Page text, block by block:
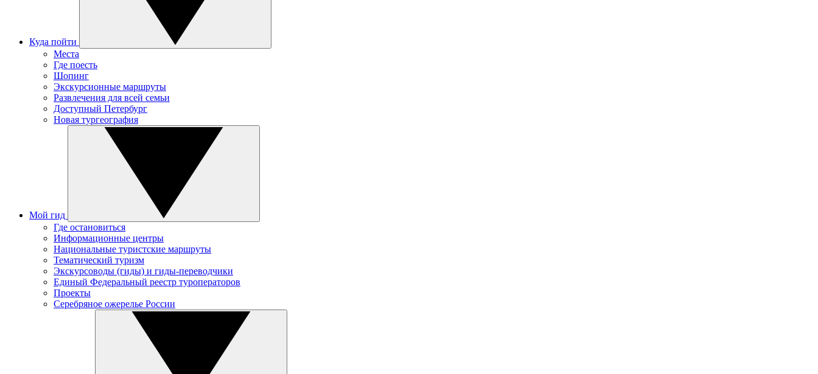
Куда пойти
Места
Где поесть
Шопинг
Экскурсионные маршруты
Развлечения для всей семьи
Доступный Петербург
Новая тургеография
Мой гид
Где остановиться
Информационные центры
Национальные туристские маршруты
Тематический туризм
Экскурсоводы (гиды) и гиды-переводчики
Единый Федеральный реестр туроператоров
Проекты
Серебряное ожерелье России